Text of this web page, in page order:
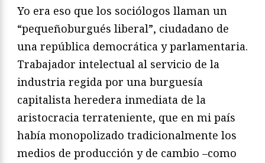
Yo era eso que los sociólogos llaman un
“pequeñoburgués liberal”, ciudadano de
una república democrática y parlamentaria.
Trabajador intelectual al servicio de la
industria regida por una burguesía
capitalista heredera inmediata de la
aristocracia terrateniente, que en mi país
había monopolizado tradicionalmente los
medios de producción y de cambio –como